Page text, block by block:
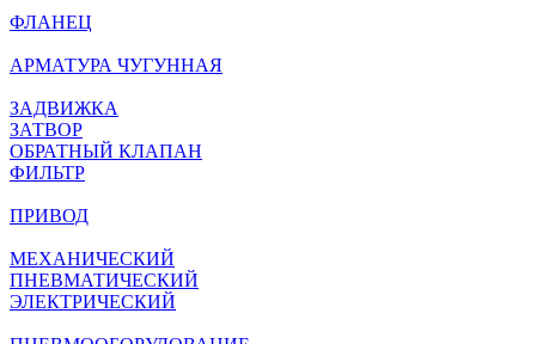
ФЛАНЕЦ
АРМАТУРА ЧУГУННАЯ
ЗАДВИЖКА
ЗАТВОР
ОБРАТНЫЙ КЛАПАН
ФИЛЬТР
ПРИВОД
МЕХАНИЧЕСКИЙ
ПНЕВМАТИЧЕСКИЙ
ЭЛЕКТРИЧЕСКИЙ